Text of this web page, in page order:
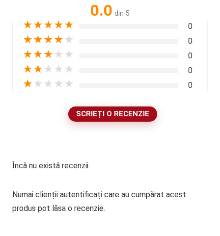
0.0 din 5
★★★★★ 0
★★★★ ★ 0
★★★ ★ ★ 0
★★ ★ ★ ★ 0
★ ★ ★ ★ ★ 0
SCRIEȚI O RECENZIE
Încă nu există recenzii.
Numai clienții autentificați care au cumpărat acest
produs pot lăsa o recenzie.